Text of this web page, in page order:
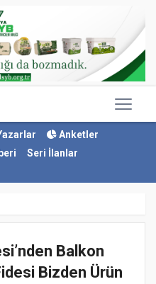
Anketler
Seri İlanlar
Balkon
Bizden Ürün